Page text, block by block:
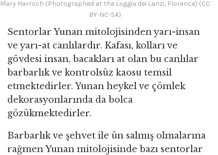
Mary Harrsch (Photographed at the Loggia dei Lanzi, Florence) (CC
BY-NC-SA)
Sentorlar Yunan mitolojisinden yarı-insan
ve yarı-at canlılardır. Kafası, kolları ve
gövdesi insan, bacakları at olan bu canlılar
barbarlık ve kontrolsüz kaosu temsil
etmektedirler. Yunan heykel ve çömlek
dekorasyonlarında da bolca
gözükmektedirler.
Barbarlık ve şehvet ile ün salmış olmalarına
rağmen Yunan mitolojisinde bazı sentorlar